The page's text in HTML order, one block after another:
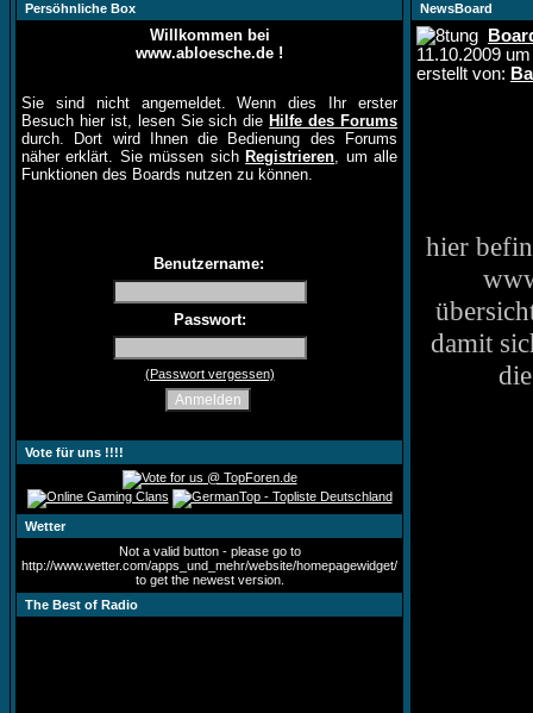
Persöhnliche Box
Willkommen bei
www.abloesche.de !
Sie sind nicht angemeldet. Wenn dies Ihr erster
Besuch hier ist, lesen Sie sich die Hilfe des Forums
durch. Dort wird Ihnen die Bedienung des Forums
näher erklärt. Sie müssen sich Registrieren, um alle
Funktionen des Boards nutzen zu können.
Benutzername:
Passwort:
(Passwort vergessen)
Vote für uns !!!!
Wetter
Not a valid button - please go to
http://www.wetter.com/apps_und_mehr/website/homepagewidget/
to get the newest version.
The Best of Radio
NewsBoard
11.10.2009
erstellt von:
hier
damit